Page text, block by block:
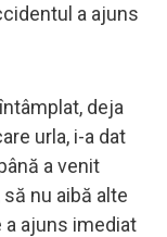
a ajuns
deja
urla, i-a dat
a venit
nu aibă alte
a ajuns imediat